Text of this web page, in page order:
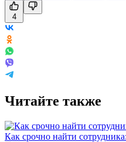
4
Читайте также
Как срочно найти